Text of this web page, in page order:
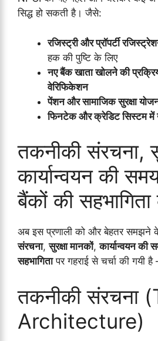
सिद्ध हो सकती है। जैसे:
रजिस्ट्री और प्रॉपर्टी
हक की पुष्टि के लिए
नए बैंक खाता खोलने की
वेरिफिकेशन
पेंशन और सामाजिक सुरक्षा
फिनटेक और क्रेडिट सिस्टम में
तकनीकी संरचना,
कार्यान्वयन की
बैंकों की
अब इस प्रणाली को और बेहतर समझने
संरचना,सुरक्षा मानकों,कार्यान्वयन की
सहभागितापर गहराई से चर्चा की गयी है
तकनीकी संरचना
Architecture)